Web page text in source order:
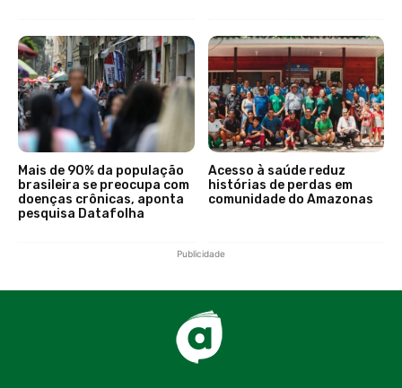
Mais de 90% da população
brasileira se preocupa com
doenças crônicas, aponta
pesquisa Datafolha
Acesso à saúde reduz
histórias de perdas em
comunidade do Amazonas
Publicidade